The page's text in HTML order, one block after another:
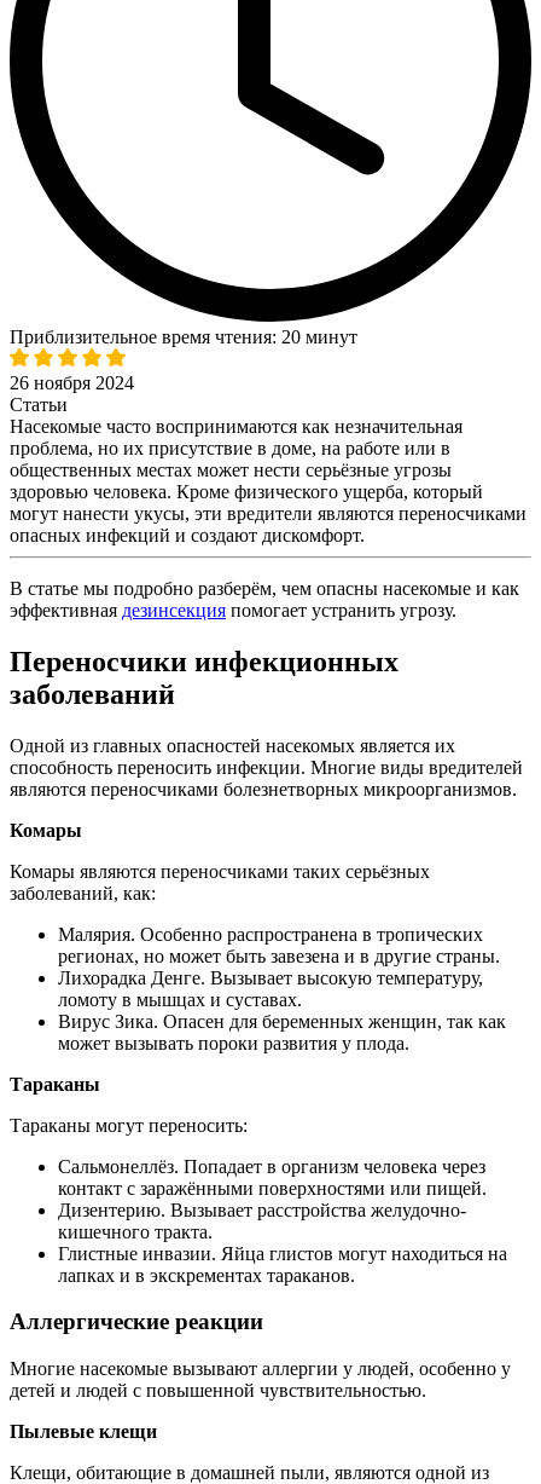
Приблизительное время чтения: 20 минут
26 ноября 2024
Статьи
Насекомые часто воспринимаются как незначительная
проблема, но их присутствие в доме, на работе или в
общественных местах может нести серьёзные угрозы
здоровью человека. Кроме физического ущерба, который
могут нанести укусы, эти вредители являются переносчиками
опасных инфекций и создают дискомфорт.
В статье мы подробно разберём, чем опасны насекомые и как
эффективная дезинсекция помогает устранить угрозу.
Переносчики инфекционных
заболеваний
Одной из главных опасностей насекомых является их
способность переносить инфекции. Многие виды вредителей
являются переносчиками болезнетворных микроорганизмов.
Комары
Комары являются переносчиками таких серьёзных
заболеваний, как:
Малярия. Особенно распространена в тропических
регионах, но может быть завезена и в другие страны.
Лихорадка Денге. Вызывает высокую температуру,
ломоту в мышцах и суставах.
Вирус Зика. Опасен для беременных женщин, так как
может вызывать пороки развития у плода.
Тараканы
Тараканы могут переносить:
Сальмонеллёз. Попадает в организм человека через
контакт с заражёнными поверхностями или пищей.
Дизентерию. Вызывает расстройства желудочно-
кишечного тракта.
Глистные инвазии. Яйца глистов могут находиться на
лапках и в экскрементах тараканов.
Аллергические реакции
Многие насекомые вызывают аллергии у людей, особенно у
детей и людей с повышенной чувствительностью.
Пылевые клещи
Клещи, обитающие в домашней пыли, являются одной из